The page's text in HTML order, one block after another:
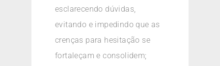
esclarecendo dúvidas,
evitando e impedindo que as
crenças para hesitação se
fortaleçam e consolidem;